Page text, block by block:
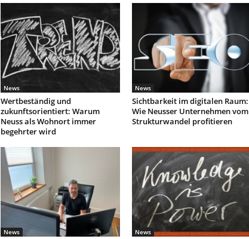
News
Wertbeständig und
zukunftsorientiert: Warum
Neuss als Wohnort immer
begehrter wird
News
Sichtbarkeit im digitalen Raum:
Wie Neusser Unternehmen vom
Strukturwandel profitieren
News News